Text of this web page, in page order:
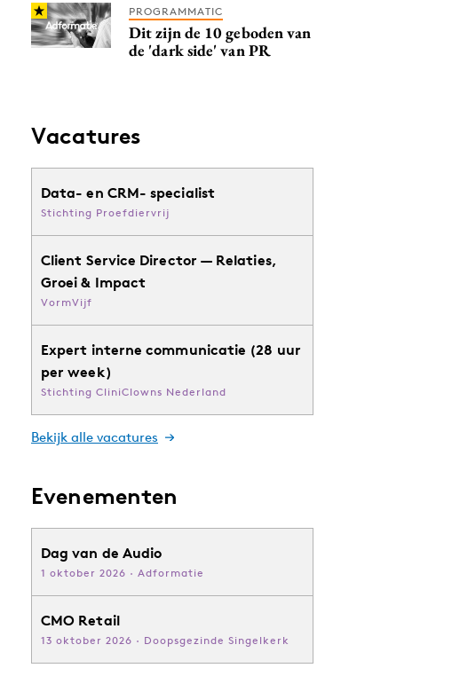
PROGRAMMATIC
Dit zijn de 10 geboden van
de 'dark side' van PR
Vacatures
Data- en CRM- specialist
Stichting Proefdiervrij
Client Service Director — Relaties,
Groei & Impact
VormVijf
Expert interne communicatie (28 uur
per week)
Stichting CliniClowns Nederland
Bekijk alle vacatures
Evenementen
Dag van de Audio
1 oktober 2026 · Adformatie
CMO Retail
13 oktober 2026 · Doopsgezinde Singelkerk